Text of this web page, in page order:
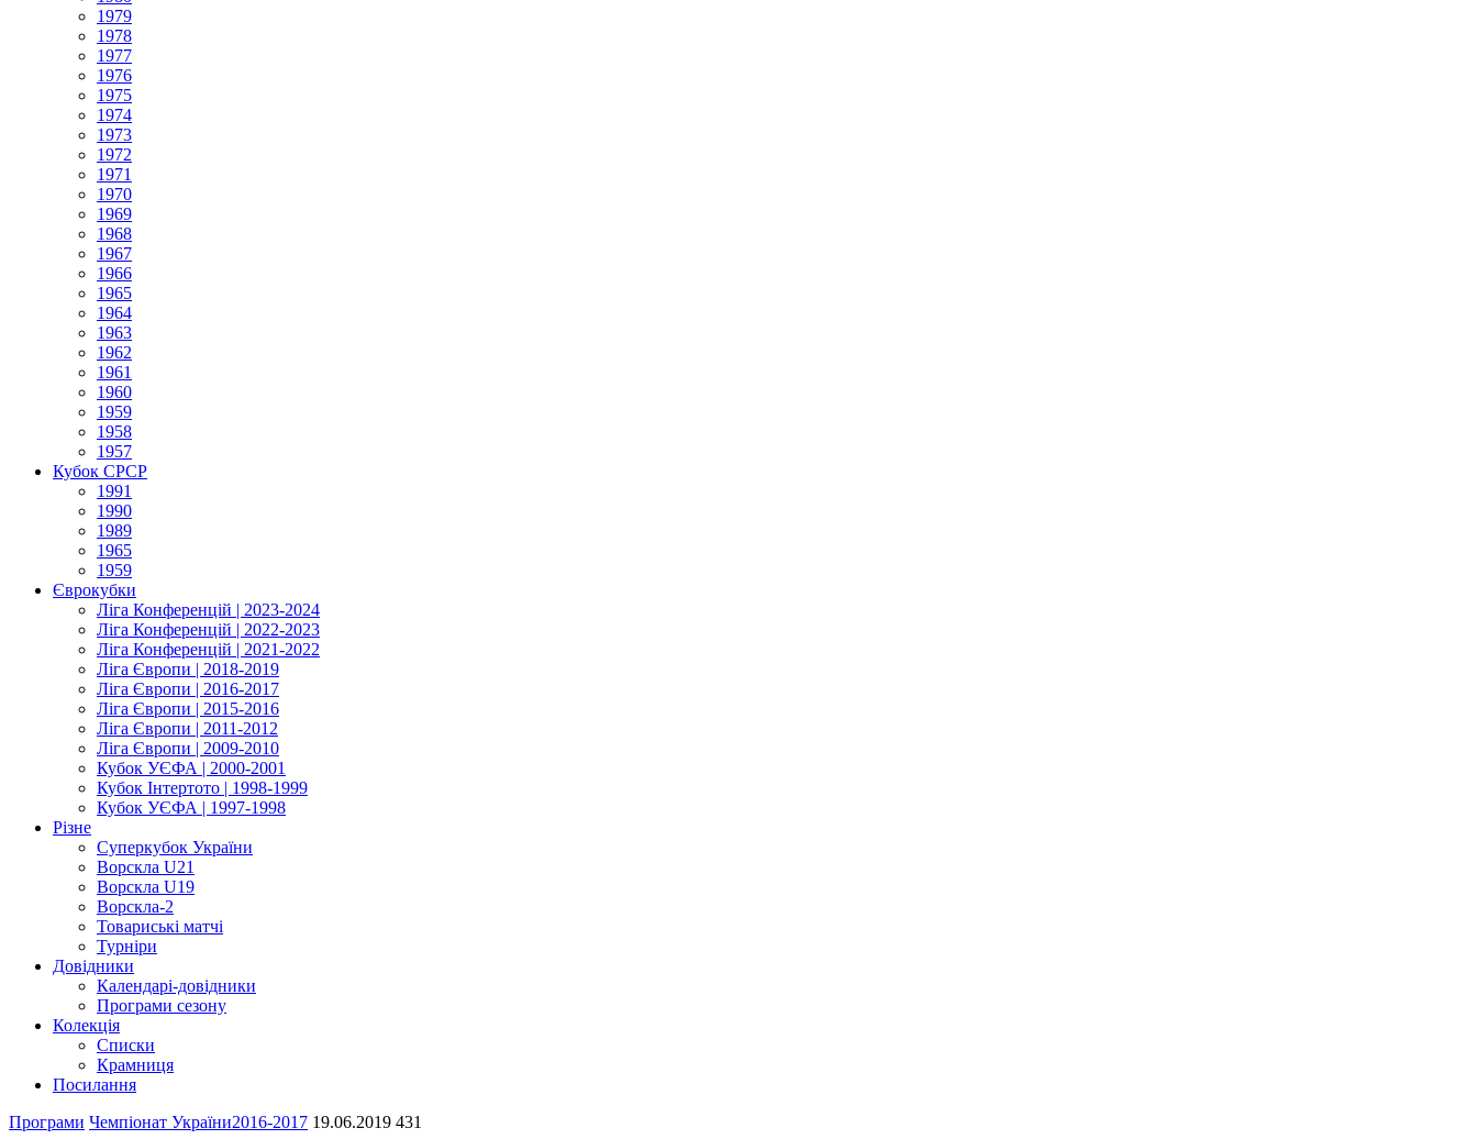
1979
1978
1977
1976
1975
1974
1973
1972
1971
1970
1969
1968
1967
1966
1965
1964
1963
1962
1961
1960
1959
1958
1957
Кубок СРСР
1991
1990
1989
1965
1959
Єврокубки
Ліга Конференцій | 2023-2024
Ліга Конференцій | 2022-2023
Ліга Конференцій | 2021-2022
Ліга Європи | 2018-2019
Ліга Європи | 2016-2017
Ліга Європи | 2015-2016
Ліга Європи | 2011-2012
Ліга Європи | 2009-2010
Кубок УЄФА | 2000-2001
Кубок Інтертото | 1998-1999
Кубок УЄФА | 1997-1998
Різне
Суперкубок України
Ворскла U21
Ворскла U19
Ворскла-2
Товариські матчі
Турніри
Довідники
Календарі-довідники
Програми сезону
Колекція
Списки
Крамниця
Посилання
Програми Чемпіонат України2016-2017 19.06.2019 431